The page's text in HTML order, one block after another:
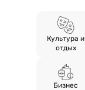
Культура и
отдых
Бизнес